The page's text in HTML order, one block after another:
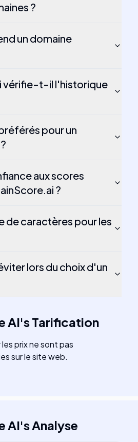
?
un domaine
vérifie-t-il l'historique
pour un
aux scores
?
de caractères pour les
lors du choix d'un
AI'sTarification
prix ne sont pas
sur le site web.
AI'sAnalyse